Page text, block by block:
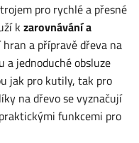
pro rychlé a přesné
kzarovnávání a
hran a přípravě dřeva na
a jednoduché obsluze
jak pro kutily, tak pro
na dřevo se vyznačují
funkcemi pro